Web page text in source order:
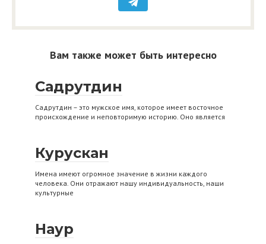
Вам также может быть интересно
Садрутдин
Садрутдин – это мужское имя, которое имеет восточное
происхождение и неповторимую историю. Оно является
Курускан
Имена имеют огромное значение в жизни каждого
человека. Они отражают нашу индивидуальность, наши
культурные
Наур